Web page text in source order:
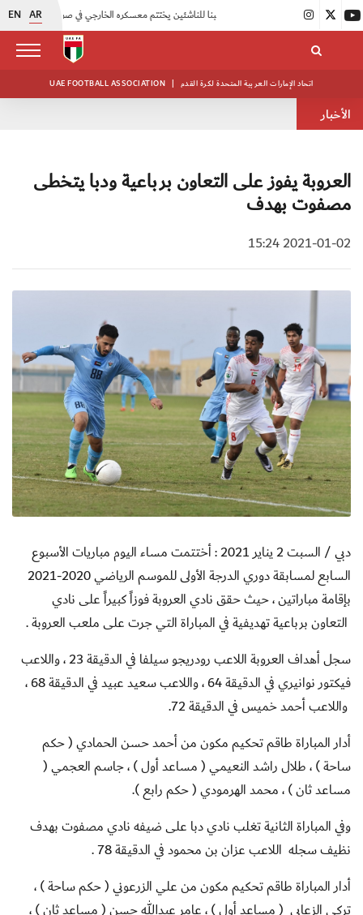
EN AR
UAE FOOTBALL ASSOCIATION | اتحاد الإمارات العربية المتحدة لكرة القدم
الأخبار
العروبة يفوز على التعاون برباعية ودبا يتخطى
مصفوت بهدف
2021-01-02 15:24
دبي / السبت 2 يناير 2021 : أختتمت مساء اليوم مباريات الأسبوع
السابع لمسابقة دوري الدرجة الأولى للموسم الرياضي 2020-2021
بإقامة مباراتين ، حيث حقق نادي العروبة فوزاً كبيراً على نادي
التعاون برباعية تهديفية في المباراة التي جرت على ملعب العروبة .
سجل أهداف العروبة اللاعب رودريجو سيلفا في الدقيقة 23 ، واللاعب
فيكتور نوانيري في الدقيقة 64 ، واللاعب سعيد عبيد في الدقيقة 68 ،
واللاعب أحمد خميس في الدقيقة 72.
أدار المباراة طاقم تحكيم مكون من أحمد حسن الحمادي ( حكم
ساحة ) ، طلال راشد النعيمي ( مساعد أول ) ، جاسم العجمي (
مساعد ثان ) ، محمد الهرمودي ( حكم رابع ).
وفي المباراة الثانية تغلب نادي دبا على ضيفه نادي مصفوت بهدف
نظيف سجله اللاعب عزان بن محمود في الدقيقة 78 .
أدار المباراة طاقم تحكيم مكون من علي الزرعوني ( حكم ساحة ) ،
تركي الزعابي ( مساعد أول ) ، عامر عبدالله حسن ( مساعد ثان ) ،